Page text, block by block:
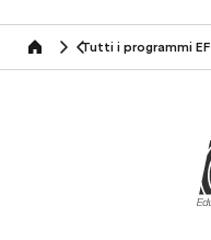
home Tutti i programmi EF